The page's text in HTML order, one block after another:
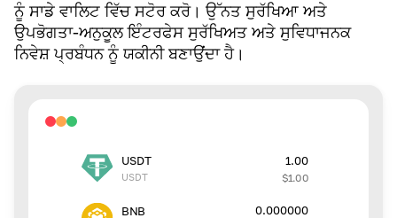
ਨੂੰ ਸਾਡੇ ਵਾਲਿਟ ਵਿੱਚ ਸਟੋਰ ਕਰੋ। ਉੱਨਤ ਸੁਰੱਖਿਆ ਅਤੇ
ਉਪਭੋਗਤਾ-ਅਨੁਕੂਲ ਇੰਟਰਫੇਸ ਸੁਰੱਖਿਅਤ ਅਤੇ ਸੁਵਿਧਾਜਨਕ
ਨਿਵੇਸ਼ ਪ੍ਰਬੰਧਨ ਨੂੰ ਯਕੀਨੀ ਬਣਾਉਂਦਾ ਹੈ।
USDT
USDT
1.00
$1.00
BNB 0.000000